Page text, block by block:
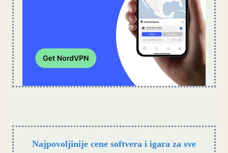
Najpovoljinije cene softvera i igara za sve